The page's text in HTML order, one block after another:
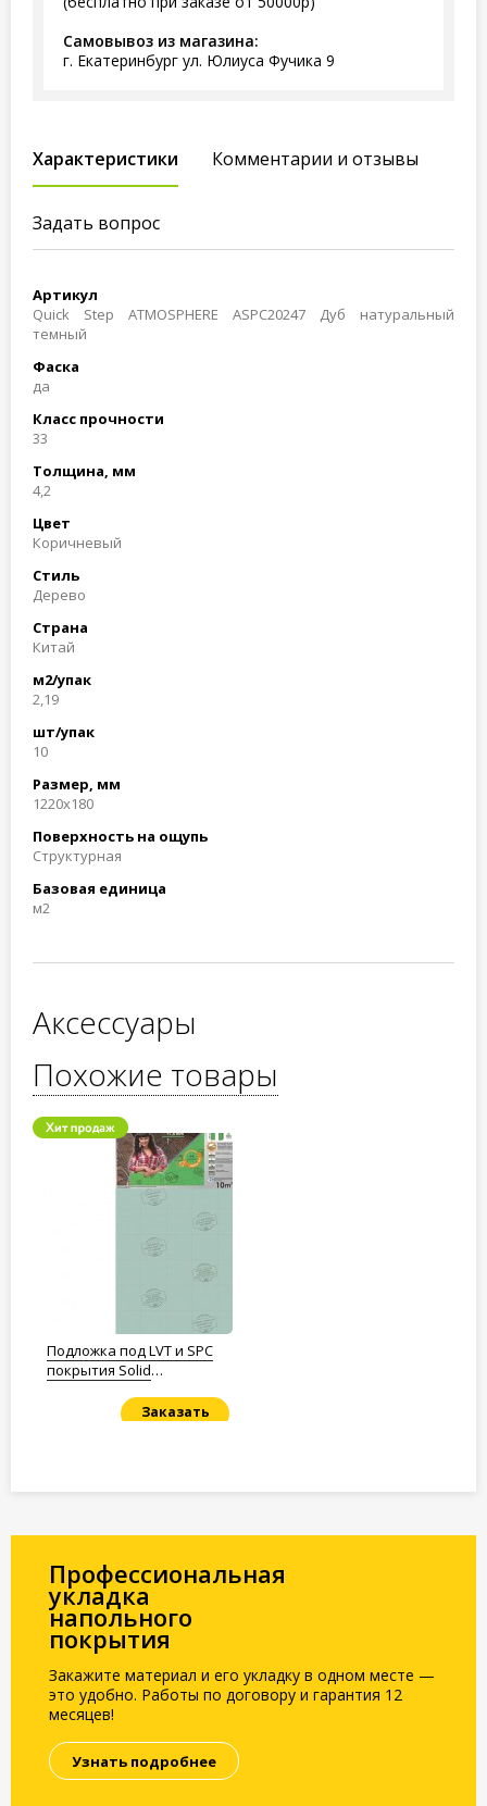
Самовывоз из магазина:
г. Екатеринбург ул. Юлиуса Фучика 9
Характеристики Комментарии и отзывы
Задать вопрос
Артикул
Quick Step ATMOSPHERE ASPC20247 Дуб натуральный
темный
Фаска
да
Класс прочности
33
Толщина, мм
4,2
Цвет
Коричневый
Стиль
Дерево
Страна
Китай
м2/упак
2,19
шт/упак
10
Размер, мм
1220x180
Поверхность на ощупь
Структурная
Базовая единица
м2
Аксессуары
Похожие товары
Подложка под LVT и SPC
покрытия Solid
Заказать
Профессиональная
укладка
напольного
покрытия
Закажите материал и его укладку в одном месте —
это удобно. Работы по договору и гарантия 12
месяцев!
Узнать подробнее